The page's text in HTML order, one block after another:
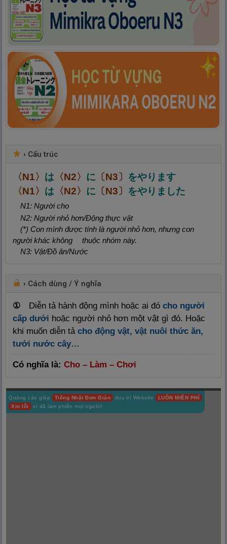
› Cấu trúc
〈N1〉 は 〈N2〉 に 〔N3〕 をやります
〈N1〉 は 〈N2〉 に 〔N3〕 をやりました
N1: Người cho
N2: Người nhỏ hơn/Động thực vật
(*) Con mình được tính là người nhỏ hơn, nhưng con
người khác không thuộc nhóm này.
N3: Vật/Đồ ăn/Nước
› Cách dùng / Ý nghĩa
① Diễn tả hành động mình hoặc ai đócho người
cấp dưới hoặc người nhỏ hơn một vật gì đó. Hoặc
khi muốn diễn tả cho động vật, vật nuôi thức ăn,
tưới nước cây…
Có nghĩa là: Cho – Làm – Chơi
Quảng cáo giúp Tiếng Nhật Đơn Giản duy trì Website
LUÔN MIỄN PHÍ
Xin lỗi
vì đã làm phiền mọi người!